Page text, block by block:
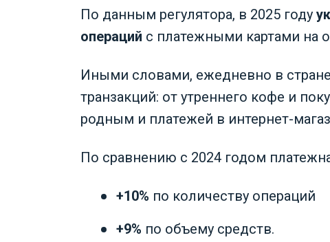
По данным регулятора, в 2025 году
операций с платежными картами на
Иными словами, ежедневно в
транзакций: от утреннего кофе и
родным и платежей в интернет-
По сравнению с 2024 годом
+10% по количеству операций
+9% по объему средств.